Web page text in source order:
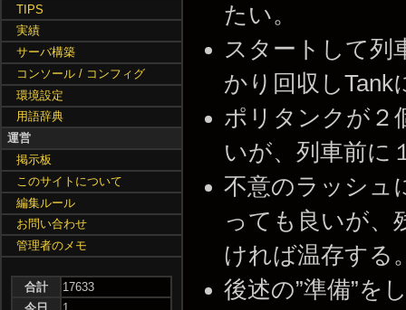
たい。
スタートして列
かり回収しTank
ポリタンクが２
いが、列車前に
不意のラッシュ
っても良いが、
ければ温存する
後述の”準備”を
TIPS
実績
サーバ構築
コンソール / コンフィグ
環境設定
用語辞典
運営
掲示板
このサイトについて
編集ルール
お問い合わせ
管理者のメモ
合計
17633